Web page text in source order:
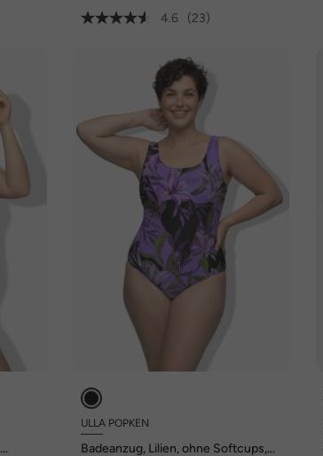
4.6
(23)
ULLA POPKEN
Badeanzug, Lilien, ohne Softcups,